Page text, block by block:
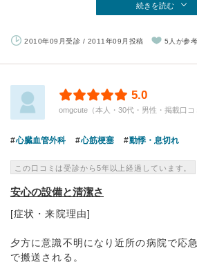
続きを読む
2010年09月受診 / 2011年09月投稿 5人が参
5.0
omgcute（本人・30代・男性・掲載口コ
心臓血管外科 心筋梗塞 動悸・息切れ
この口コミは受診から5年以上経過しています。
安心の設備と清潔さ
[症状・来院理由]
夕方に意識不明になり近所の病院で応
で搬送される。